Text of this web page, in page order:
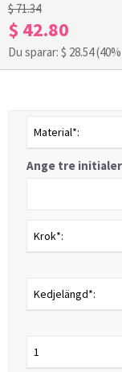
$ 71.34
$ 42.80
Du sparar: $ 28.54
Material*:
Ange tre
Krok*:
Kedjelängd*:
1